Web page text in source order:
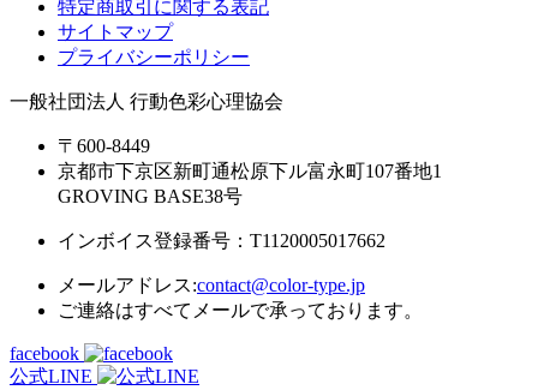
特定商取引に関する表記
サイトマップ
プライバシーポリシー
一般社団法人 行動色彩心理協会
〒600-8449
京都市下京区新町通松原下ル富永町107番地1
GROVING BASE38号
インボイス登録番号：T1120005017662
メールアドレス:contact@color-type.jp
ご連絡はすべてメールで承っております。
facebook
公式LINE